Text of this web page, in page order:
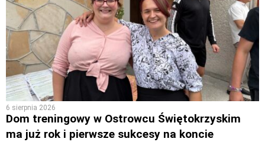
6 sierpnia 2026
Dom treningowy w Ostrowcu Świętokrzyskim
ma już rok i pierwsze sukcesy na koncie